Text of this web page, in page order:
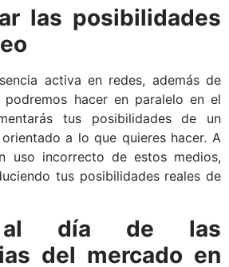
las posibilidades
activa en redes, además de
hacer en paralelo en el
tus posibilidades de un
a lo que quieres hacer. A
uso incorrecto de estos medios,
tus posibilidades reales de
al día de las
del mercado en